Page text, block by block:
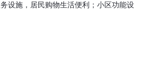
设施，居民购物生活便利；小区功能设